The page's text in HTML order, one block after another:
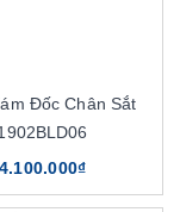
Đốc Chân Sắt
4.100.000₫